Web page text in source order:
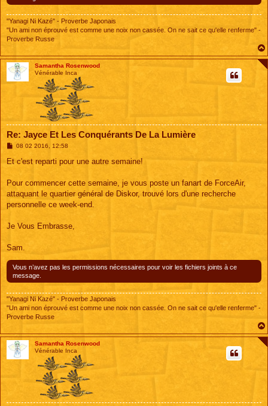
"Yanagi Ni Kazé" - Proverbe Japonais
"Un ami non éprouvé est comme une noix non cassée. On ne sait ce qu'elle renferme" -
Proverbe Russe
Samantha Rosenwood
Vénérable Inca
Re: Jayce Et Les Conquérants De La Lumière
M
s
g
08 02 2016, 12:58
Et c'est reparti pour une autre semaine!
Pour commencer cette semaine, je vous poste un fanart de ForceAir,
attaquant le quartier général de Diskor, trouvé lors d'une recherche
personnelle ce week-end.
Je Vous Embrasse,
Sam.
Vous n’avez pas les permissions nécessaires pour voir les fichiers joints à ce
message.
"Yanagi Ni Kazé" - Proverbe Japonais
"Un ami non éprouvé est comme une noix non cassée. On ne sait ce qu'elle renferme" -
Proverbe Russe
Samantha Rosenwood
Vénérable Inca